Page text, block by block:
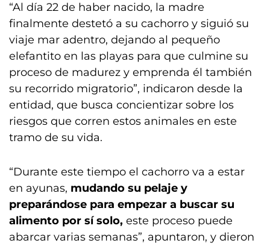
“Al día 22 de haber nacido, la madre
finalmente destetó a su cachorro y siguió su
viaje mar adentro, dejando al pequeño
elefantito en las playas para que culmine su
proceso de madurez y emprenda él también
su recorrido migratorio”, indicaron desde la
entidad, que busca concientizar sobre los
riesgos que corren estos animales en este
tramo de su vida.
“Durante este tiempo el cachorro va a estar
en ayunas, mudando su pelaje y
preparándose para empezar a buscar su
alimento por sí solo, este proceso puede
abarcar varias semanas”, apuntaron, y dieron